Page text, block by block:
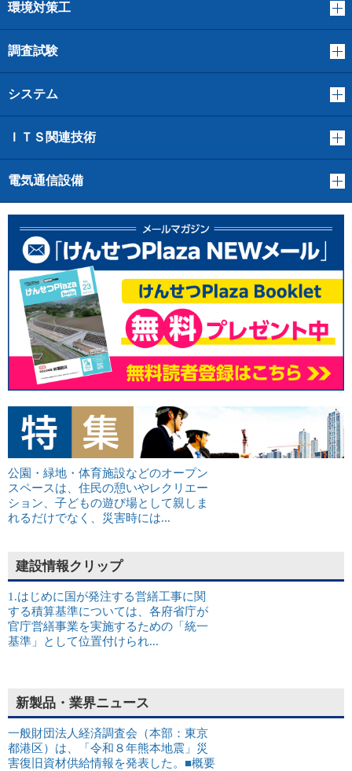
環境対策工
調査試験
システム
ＩＴＳ関連技術
電気通信設備
公園・緑地・体育施設などのオープン
スペースは、住民の憩いやレクリエー
ション、子どもの遊び場として親しま
れるだけでなく、災害時には...
建設情報クリップ
1.はじめに国が発注する営繕工事に関
する積算基準については、各府省庁が
官庁営繕事業を実施するための「統一
基準」として位置付けられ...
新製品・業界ニュース
一般財団法人経済調査会（本部：東京
都港区）は、「令和８年熊本地震」災
害復旧資材供給情報を発表した。■概要